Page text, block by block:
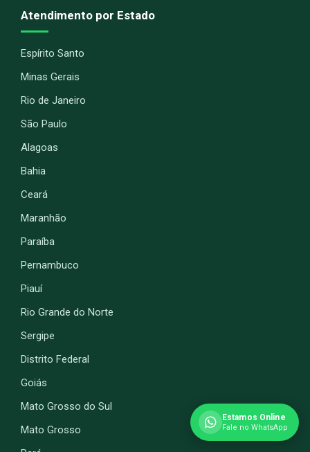
Atendimento por Estado
Espírito Santo
Minas Gerais
Rio de Janeiro
São Paulo
Alagoas
Bahia
Ceará
Maranhão
Paraíba
Pernambuco
Piauí
Rio Grande do Norte
Sergipe
Distrito Federal
Goiás
Mato Grosso do Sul
Mato Grosso
Estamos Online
Fale no WhatsApp